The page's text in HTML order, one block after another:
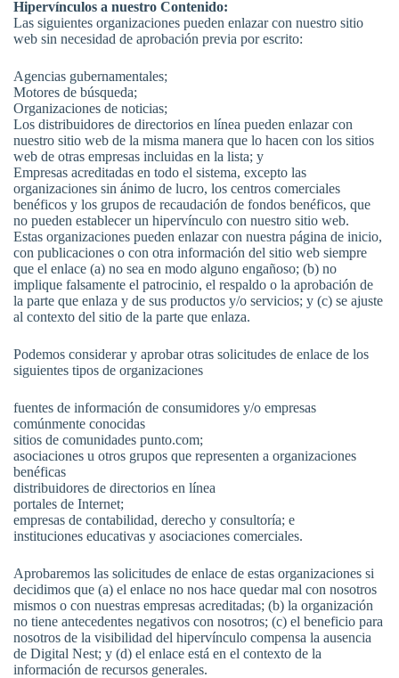
Hipervínculos a nuestro Contenido:
Las siguientes organizaciones pueden enlazar con nuestro sitio
web sin necesidad de aprobación previa por escrito:
Agencias gubernamentales;
Motores de búsqueda;
Organizaciones de noticias;
Los distribuidores de directorios en línea pueden enlazar con
nuestro sitio web de la misma manera que lo hacen con los sitios
web de otras empresas incluidas en la lista; y
Empresas acreditadas en todo el sistema, excepto las
organizaciones sin ánimo de lucro, los centros comerciales
benéficos y los grupos de recaudación de fondos benéficos, que
no pueden establecer un hipervínculo con nuestro sitio web.
Estas organizaciones pueden enlazar con nuestra página de inicio,
con publicaciones o con otra información del sitio web siempre
que el enlace (a) no sea en modo alguno engañoso; (b) no
implique falsamente el patrocinio, el respaldo o la aprobación de
la parte que enlaza y de sus productos y/o servicios; y (c) se ajuste
al contexto del sitio de la parte que enlaza.
Podemos considerar y aprobar otras solicitudes de enlace de los
siguientes tipos de organizaciones
fuentes de información de consumidores y/o empresas
comúnmente conocidas
sitios de comunidades punto.com;
asociaciones u otros grupos que representen a organizaciones
benéficas
distribuidores de directorios en línea
portales de Internet;
empresas de contabilidad, derecho y consultoría; e
instituciones educativas y asociaciones comerciales.
Aprobaremos las solicitudes de enlace de estas organizaciones si
decidimos que (a) el enlace no nos hace quedar mal con nosotros
mismos o con nuestras empresas acreditadas; (b) la organización
no tiene antecedentes negativos con nosotros; (c) el beneficio para
nosotros de la visibilidad del hipervínculo compensa la ausencia
de Digital Nest; y (d) el enlace está en el contexto de la
información de recursos generales.